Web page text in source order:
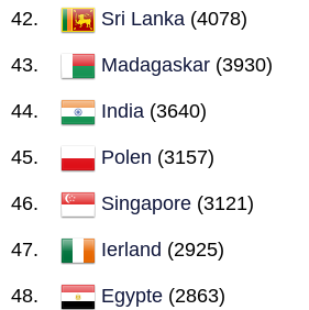
Sri Lanka (4078)
Madagaskar (3930)
India (3640)
Polen (3157)
Singapore (3121)
Ierland (2925)
Egypte (2863)